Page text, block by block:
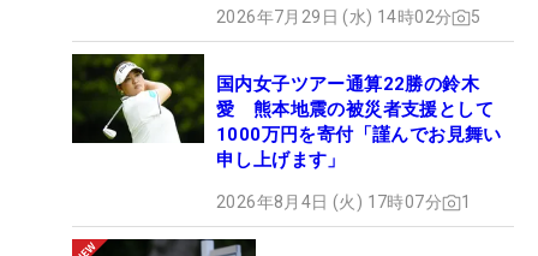
2026年7月29日 (水) 14時02分 5
国内女子ツアー通算22勝の鈴木
愛 熊本地震の被災者支援として
1000万円を寄付「謹んでお見舞い
申し上げます」
2026年8月4日 (火) 17時07分 1